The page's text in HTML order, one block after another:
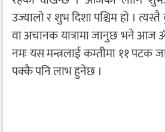
उज्यालो र शुभ दिशा पश्चिम हो ।
वा अचानक यात्रामा जानुछ भने आज ॐ
नमः यस मन्त्रलाई कम्तीमा ११ पटक
पक्कै पनि लाभ हुनेछ ।